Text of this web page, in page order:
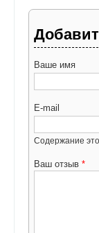
Ваше имя
E-mail
Содержание
Ваш отзыв *